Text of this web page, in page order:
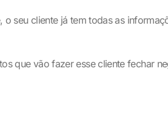
seu cliente já tem todas as
que vão fazer esse cliente fechar